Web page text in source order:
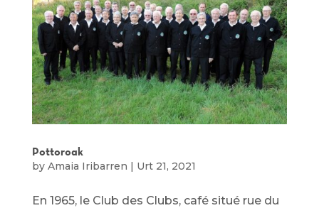
Pottoroak
by Amaia Iribarren | Urt 21, 2021
En 1965, le Club des Clubs, café situé rue du